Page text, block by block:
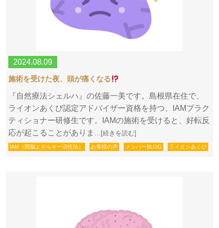
2024.08.09
施術を受けた夜、頭が痛くなる
『自然療法シェルハ』の佐藤一美です。島根県在住で、
ライオンあくび認定アドバイザー資格を持つ、IAMプラク
ティショナー研修生です。IAMの施術を受けると、好転反
応が起こることがありま …[続きを読む]
IAM（間脳エネルギー活性法） お客様の声 メンバーBLOG ライオンあくび